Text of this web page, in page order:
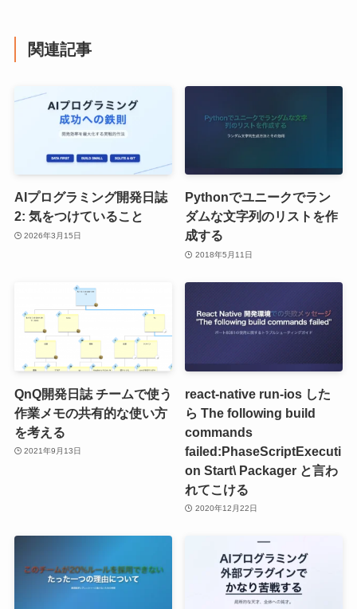
関連記事
AIプログラミング開発日誌
2: 気をつけていること
2026年3月15日
Pythonでユニークでラン
ダムな文字列のリストを作
成する
2018年5月11日
QnQ開発日誌 チームで使う
作業メモの共有的な使い方
を考える
2021年9月13日
react-native run-ios した
ら The following build
commands
failed:PhaseScriptExecuti
on Start\ Packager と言わ
れてこける
2020年12月22日